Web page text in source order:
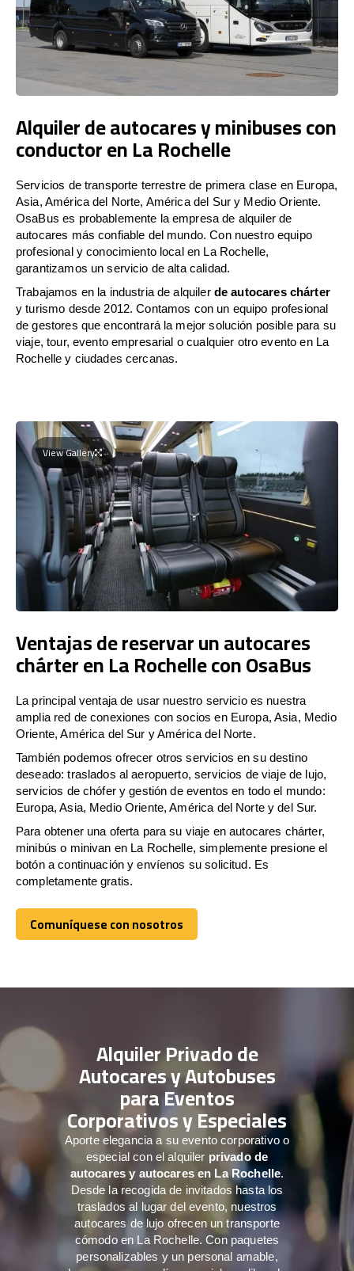
Alquiler de autocares y minibuses con
conductor en La Rochelle
Servicios de transporte terrestre de primera clase en Europa,
Asia, América del Norte, América del Sur y Medio Oriente.
OsaBus es probablemente la empresa de alquiler de
autocares más confiable del mundo. Con nuestro equipo
profesional y conocimiento local en La Rochelle,
garantizamos un servicio de alta calidad.
Trabajamos en la industria de alquiler de autocares chárter
y turismo desde 2012. Contamos con un equipo profesional
de gestores que encontrará la mejor solución posible para su
viaje, tour, evento empresarial o cualquier otro evento en La
Rochelle y ciudades cercanas.
View Gallery
Ventajas de reservar un autocares
chárter en La Rochelle con OsaBus
La principal ventaja de usar nuestro servicio es nuestra
amplia red de conexiones con socios en Europa, Asia, Medio
Oriente, América del Sur y América del Norte.
También podemos ofrecer otros servicios en su destino
deseado: traslados al aeropuerto, servicios de viaje de lujo,
servicios de chófer y gestión de eventos en todo el mundo:
Europa, Asia, Medio Oriente, América del Norte y del Sur.
Para obtener una oferta para su viaje en autocares chárter,
minibús o minivan en La Rochelle, simplemente presione el
botón a continuación y envíenos su solicitud. Es
completamente gratis.
Comuníquese con nosotros
Comuníquese con nosotros
Alquiler Privado de
Autocares y Autobuses
para Eventos
Corporativos y Especiales
Aporte elegancia a su evento corporativo o
especial con el alquiler privado de
autocares y autocares en La Rochelle.
Desde la recogida de invitados hasta los
traslados al lugar del evento, nuestros
autocares de lujo ofrecen un transporte
cómodo en La Rochelle. Con paquetes
personalizables y un personal amable,